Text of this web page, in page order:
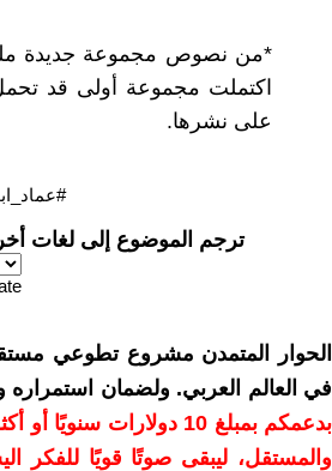
*من نصوص مجموعة جديدة
اكتملت مجموعة أولى قد تحمل
على نشرها.
ترجم الموضوع إلى لغات
الحوار المتمدن مشروع تطوعي
في العالم العربي. ولضمان
بدعمكم بمبلغ 10
والمستقل، ليبقى صوتًا قويًا للفكر